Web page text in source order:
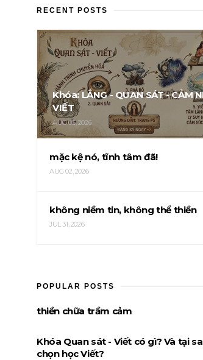
RECENT POSTS
Khóa: LẮNG - QUAN SÁT - CẢM
VIẾT
AUG 05, 2026
mặc kệ nó, tĩnh tâm đã!
AUG 02, 2026
không niềm tin, không thể thiền
JUL 31, 2026
POPULAR POSTS
thiền chữa trầm cảm
Khóa Quan sát - Viết có gì? Và tại
chọn học Viết?